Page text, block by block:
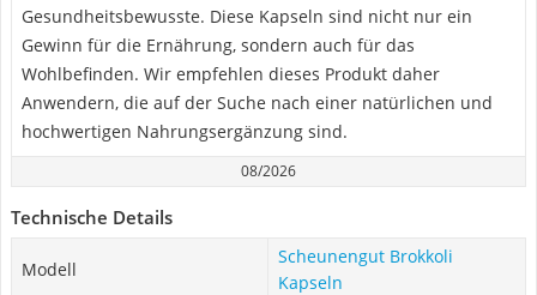
Gesundheitsbewusste. Diese Kapseln sind nicht nur ein
Gewinn für die Ernährung, sondern auch für das
Wohlbefinden. Wir empfehlen dieses Produkt daher
Anwendern, die auf der Suche nach einer natürlichen und
hochwertigen Nahrungsergänzung sind.
08/2026
Technische Details
Modell
Scheunengut Brokkoli
Kapseln